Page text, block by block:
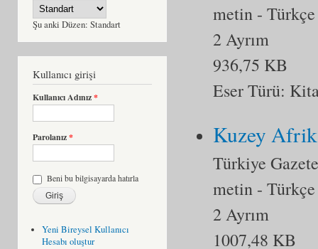
Şu anki Düzen: Standart
Kullanıcı girişi
Kullanıcı Adınız*
Parolanız*
Beni bu bilgisayarda hatırla
Yeni Bireysel Kullanıcı
Hesabı oluştur
metin - Türkçe
2 Ayrım
936,75 KB
Eser Türü:
Kuzey
Türkiye
metin - Türkçe
2 Ayrım
1007,48 KB